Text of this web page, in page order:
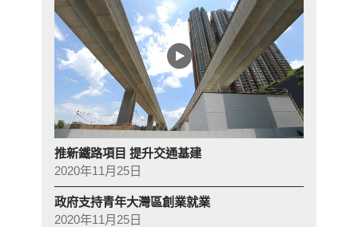
推新鐵路項目 提升交通基建
2020年11月25日
政府支持青年大灣區創業就業
2020年11月25日